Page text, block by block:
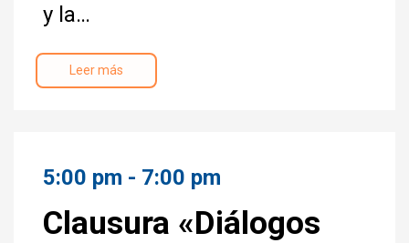
y la…
Leer más
5:00 pm - 7:00 pm
Clausura «Diálogos